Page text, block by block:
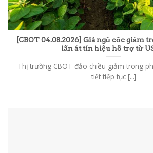
[CBOT 04.08.2026] Giá ngũ cốc giảm
lấn át tín hiệu hỗ trợ từ
Thị trường CBOT đảo chiều giảm trong
tiết tiếp tục [...]